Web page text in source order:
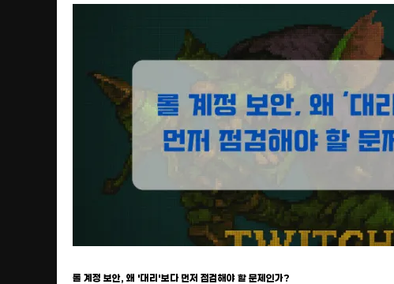
롤 계정 보안, 왜 '대리'보다 먼저 점검해야 할 문제인가?